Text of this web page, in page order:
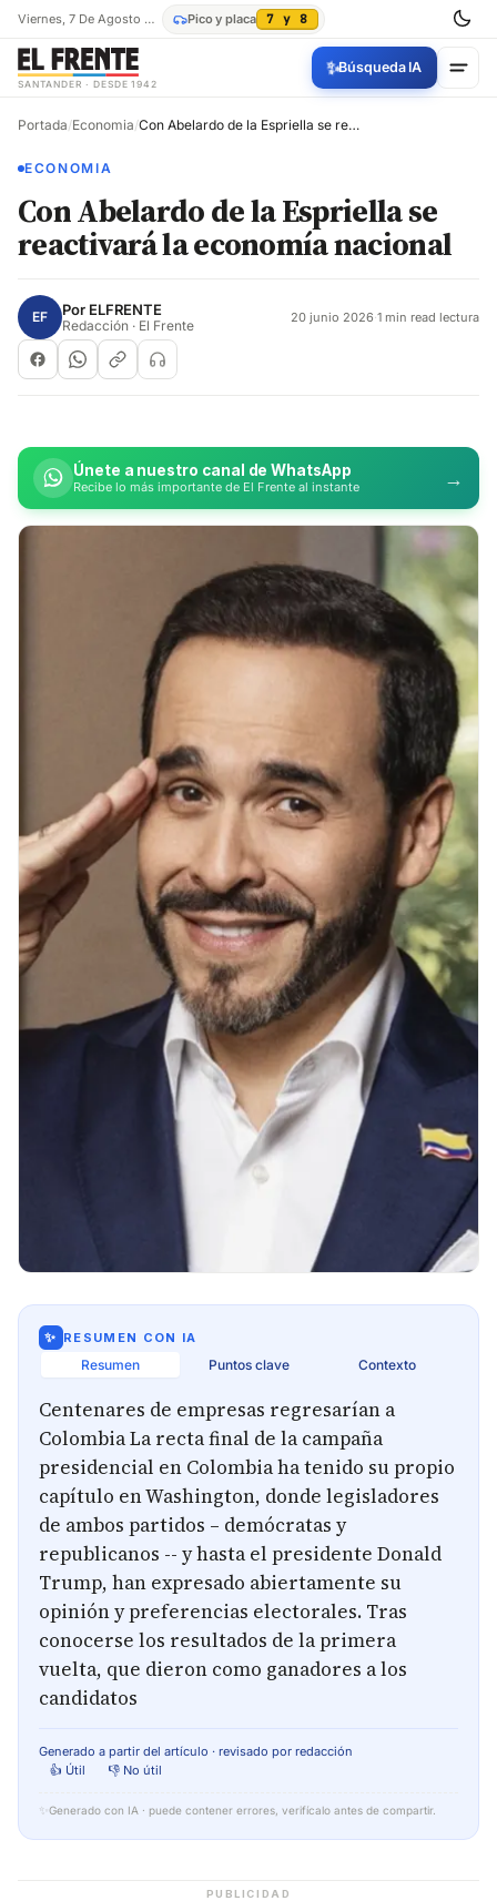
Viernes, 7 De Agosto De 2026 Pico y placa 7 y 8
SANTANDER · DESDE 1942
✨Búsqueda IA
Portada/Economia/ Con Abelardo de la Espriella se reactivará la economía nacional
ECONOMIA
Con Abelardo de la Espriella se
reactivará la economía nacional
EF Por ELFRENTE
Redacción · El Frente 20 junio 2026·1 min read lectura
Únete a nuestro canal de WhatsApp
Recibe lo más importante de El Frente al instante →
✨ RESUMEN CON IA
Resumen Puntos clave Contexto
Centenares de empresas regresarían a
Colombia La recta final de la campaña
presidencial en Colombia ha tenido su propio
capítulo en Washington, donde legisladores
de ambos partidos – demócratas y
republicanos -- y hasta el presidente Donald
Trump, han expresado abiertamente su
opinión y preferencias electorales. Tras
conocerse los resultados de la primera
vuelta, que dieron como ganadores a los
candidatos
Generado a partir del artículo · revisado por redacción
👍 Útil
👎 No útil
✨ Generado con IA · puede contener errores, verifícalo antes de compartir.
PUBLICIDAD